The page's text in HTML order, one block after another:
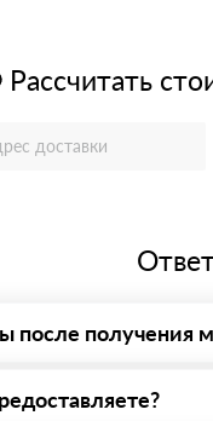
Рассчитать
после получения